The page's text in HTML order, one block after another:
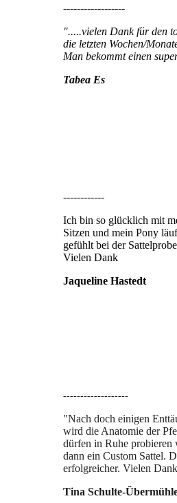
------------------
".....vielen Dank für den
die letzten Wochen/
Man bekommt einen
Tabea Es
------------
Ich bin so glücklich mit
Sitzen und mein Pony
gefühlt bei der
Vielen Dank
Jaqueline Hastedt
-------------------
"Nach doch einigen
wird die Anatomie der
dürfen in Ruhe probieren
dann ein Custom Sattel.
erfolgreicher. Vielen
Tina Schulte-